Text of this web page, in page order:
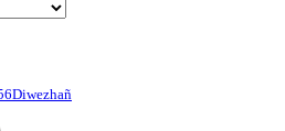
Diwezhañ